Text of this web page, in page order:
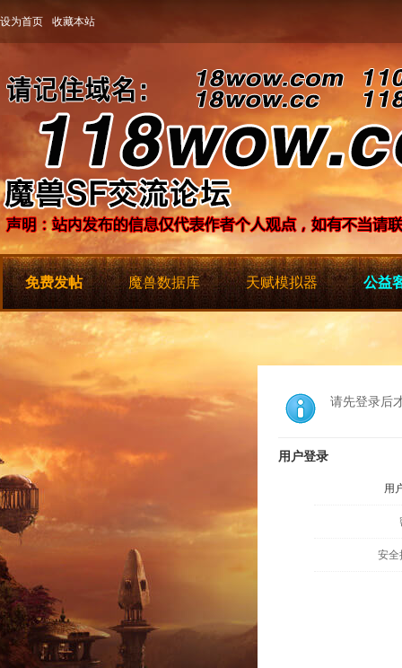
设为首页 收藏本站
免费发帖 魔兽数据库 天赋模拟器 公益
请先登录后
用户登录
用
安全